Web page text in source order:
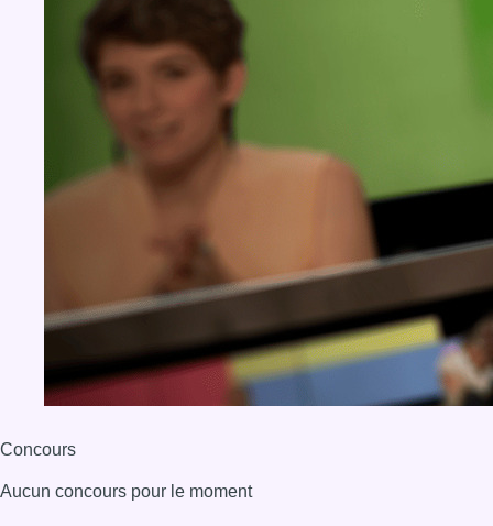
Concours
Aucun concours pour le moment